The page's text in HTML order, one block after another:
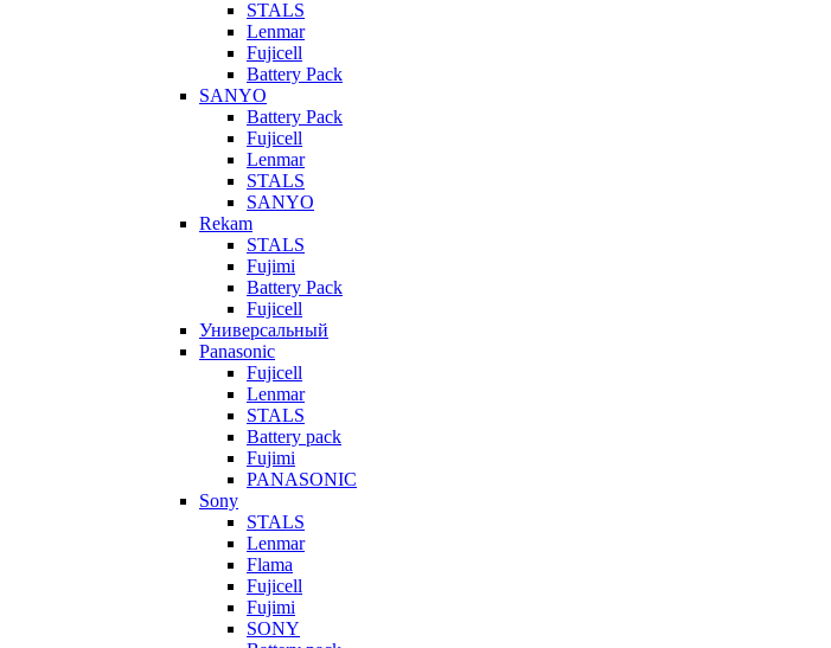
STALS
Lenmar
Fujicell
Battery Pack
SANYO
Battery Pack
Fujicell
Lenmar
STALS
SANYO
Rekam
STALS
Fujimi
Battery Pack
Fujicell
Универсальный
Panasonic
Fujicell
Lenmar
STALS
Battery pack
Fujimi
PANASONIC
Sony
STALS
Lenmar
Flama
Fujicell
Fujimi
SONY